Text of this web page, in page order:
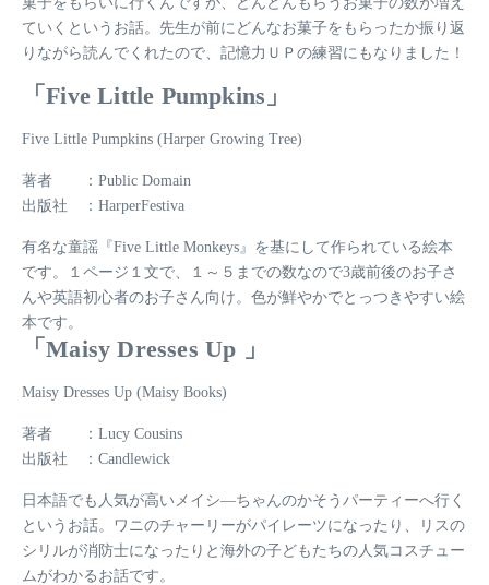
ていくというお話。先生が前にどんなお菓子をもらったか振り返
りながら読んでくれたので、記憶力ＵＰの練習にもなりました！
「Five Little Pumpkins」
Five Little Pumpkins (Harper Growing Tree)
著者 ：Public Domain
出版社 ：HarperFestiva
有名な童謡 『Five Little Monkeys』 を基にして作られている絵本
です。１ページ１文で、１～５までの数なので3歳前後のお子さ
んや英語初心者のお子さん向け。色が鮮やかでとっつきやすい絵
本です。
「Maisy Dresses Up 」
Maisy Dresses Up (Maisy Books)
著者 ：Lucy Cousins
出版社 ：Candlewick
日本語でも人気が高いメイシ―ちゃんのかそうパーティーへ行く
というお話。ワニのチャーリーがパイレーツになったり、リスの
シリルが消防士になったりと海外の子どもたちの人気コスチュー
ムがわかるお話です。